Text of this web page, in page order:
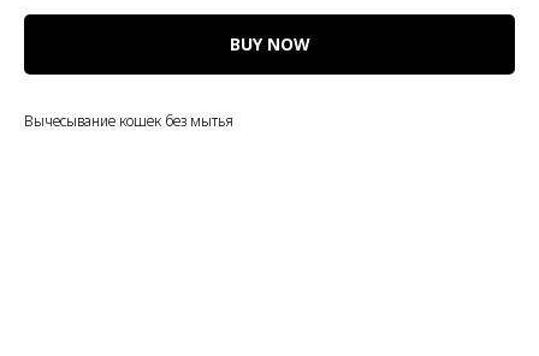
BUY NOW
Вычесывание кошек без мытья